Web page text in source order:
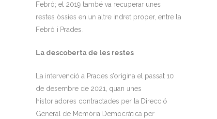
Febró; el 2019 també va recuperar unes
restes òssies en un altre indret proper, entre la
Febró i Prades.
La descoberta de les restes
La intervenció a Prades s’origina el passat 10
de desembre de 2021, quan unes
historiadores contractades per la Direcció
General de Memòria Democràtica per